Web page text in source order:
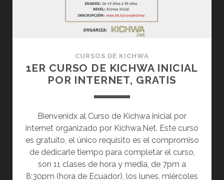
CURSOS DE KICHWA
1ER CURSO DE KICHWA INICIAL
POR INTERNET, GRATIS
Bienvenidx al Curso de Kichwa inicial por
internet organizado por Kichwa.Net. Este curso
es gratuito, el único requisito es el compromiso
de dedicarle tiempo para completar el curso,
son 11 clases de hora y media, de 7pm a
8:30pm (hora de Ecuador), los lunes, miércoles